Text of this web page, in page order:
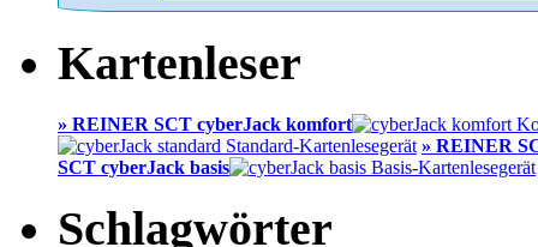
Kartenleser
» REINER SCT cyberJack komfort
» REINER
SCT cyberJack basis
Schlagwörter